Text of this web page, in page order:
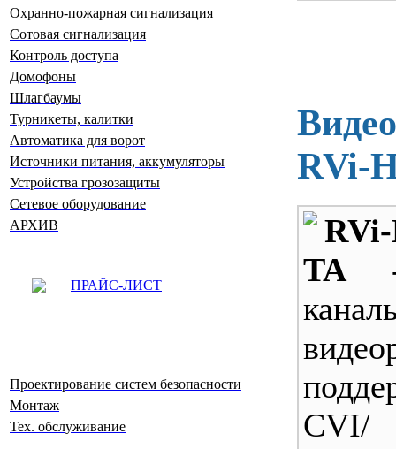
Охранно-пожарная сигнализация
Сотовая сигнализация
Контроль доступа
Домофоны
Шлагбаумы
Турникеты, калитки
Автоматика для ворот
Источники питания, аккумуляторы
Устройства грозозащиты
Сетевое оборудование
АРХИВ
ПРАЙС-ЛИСТ
Проектирование систем безопасности
Монтаж
Тех. обслуживание
RVi-
TA -
CVI/